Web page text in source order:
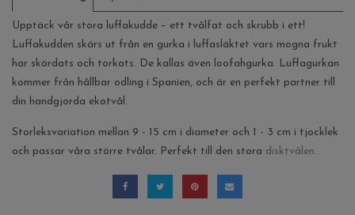
Upptäck vår stora luffakudde – ett tvålfat och skrubb i ett!
Luffakudden skärs ut från en gurka i luffasläktet vars mogna frukt
har skördats och torkats. De kallas även loofahgurka. Luffagurkan
kommer från hållbar odling i Spanien, och är en perfekt partner till
din handgjorda ekotvål.
Storleksvariation mellan 9 - 15 cm i diameter och 1 - 3 cm i tjocklek
och passar våra större tvålar. Perfekt till den stora disktvålen.